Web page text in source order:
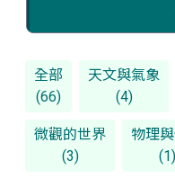
全部
(66)
天文與氣象
(4)
微觀的世界
(3)
物理
(1)